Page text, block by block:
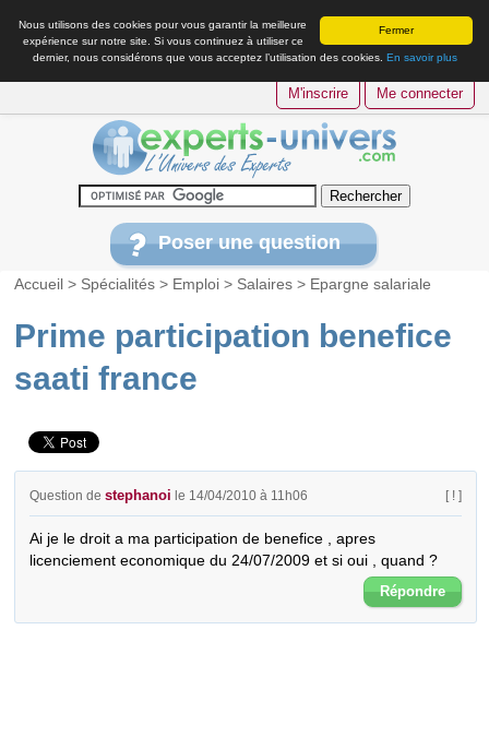
Fermer
Nous utilisons des cookies pour vous garantir la meilleure
expérience sur notre site. Si vous continuez à utiliser ce
dernier, nous considérons que vous acceptez l’utilisation des cookies. En savoir plus
M'inscrire Me connecter
Poser une question
Accueil > Spécialités > Emploi > Salaires > Epargne salariale
Prime participation benefice
saati france
Question destephanoi le 14/04/2010 à 11h06 [ ! ]
Ai je le droit a ma participation de benefice , apres
licenciement economique du 24/07/2009 et si oui , quand ?
Répondre